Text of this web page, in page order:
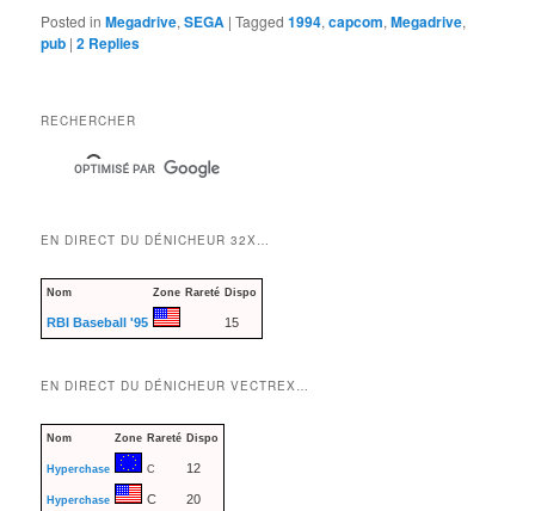
Posted in Megadrive,SEGA |Tagged 1994,capcom,Megadrive,
pub |2 Replies
RECHERCHER
EN DIRECT DU DÉNICHEUR 32X…
Nom Zone Rareté Dispo
RBI Baseball '95 15
EN DIRECT DU DÉNICHEUR VECTREX…
Nom Zone Rareté Dispo
Hyperchase C 12
Hyperchase C 20